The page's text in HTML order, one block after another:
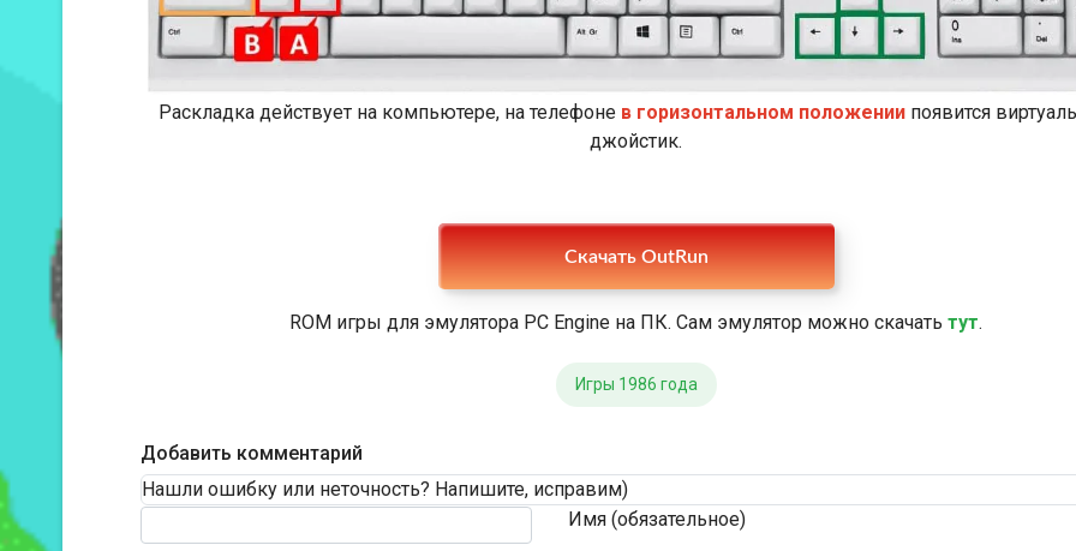
Раскладка действует на компьютере, на телефоне в горизонтальном положениипоявится
джойстик.
Скачать OutRun
ROM игры для эмулятора PC Engine на ПК. Сам эмулятор можно скачать тут.
Игры 1986 года
Добавить комментарий
Нашли ошибку или неточность? Напишите, исправим)
Имя (обязательное)
Текст комментария